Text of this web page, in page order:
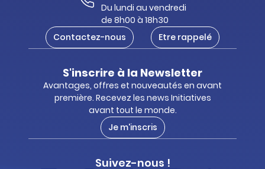
Du lundi au vendredi
de 8h00 à 18h30
Contactez-nous
Etre rappelé
S'inscrire à la Newsletter
Avantages, offres et nouveautés en avant
première. Recevez les news Initiatives
avant tout le monde.
Je m'inscris
Suivez-nous !